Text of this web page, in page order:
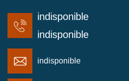
indisponible
indisponible
indisponible